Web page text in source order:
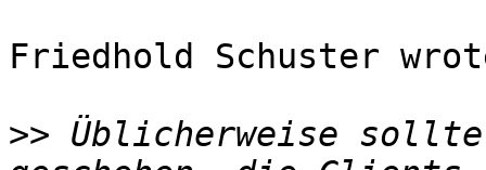
Friedhold Schuster
>> Üblicherweise sollte